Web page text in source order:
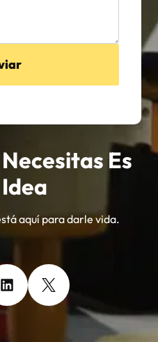
Es
aquí para darle vida.